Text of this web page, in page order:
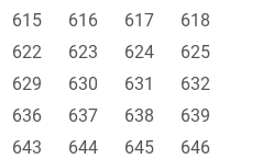
615 616 617
618
622 623 624
625
629 630 631
632
636 637 638
639
643 644 645
646